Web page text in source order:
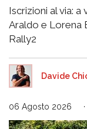
Iscrizioni al via:
Araldo e Lorena
Rally2
Davide
06 Agosto 2026